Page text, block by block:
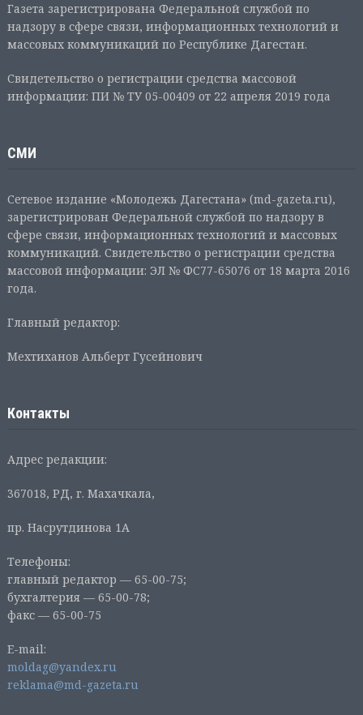
Газета зарегистрирована Федеральной службой по
надзору в сфере связи, информационных технологий и
массовых коммуникаций по Республике Дагестан.
Свидетельство о регистрации средства массовой
информации: ПИ № ТУ 05-00409 от 22 апреля 2019 года
СМИ
Сетевое издание «Молодежь Дагестана» (md-gazeta.ru),
зарегистрирован Федеральной службой по надзору в
сфере связи, информационных технологий и массовых
коммуникаций. Свидетельство о регистрации средства
массовой информации: ЭЛ № ФС77-65076 от 18 марта 2016
года.
Главный редактор:
Мехтиханов Альберт Гусейнович
Контакты
Адрес редакции:
367018, РД, г. Махачкала,
пр. Насрутдинова 1А
Телефоны:
главный редактор — 65-00-75;
бухгалтерия — 65-00-78;
факс — 65-00-75
E-mail:
moldag@yandex.ru
reklama@md-gazeta.ru